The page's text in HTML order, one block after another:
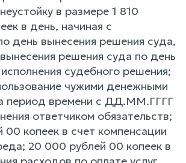
в размере 1 810
в день, начиная с
день вынесения решения суда,
решения суда по день
судебного решения;
чужими денежными
период времени с ДД.ММ.ГГГГ
ответчиком обязательств;
копеек в счет компенсации
20 000 рублей 00 копеек в